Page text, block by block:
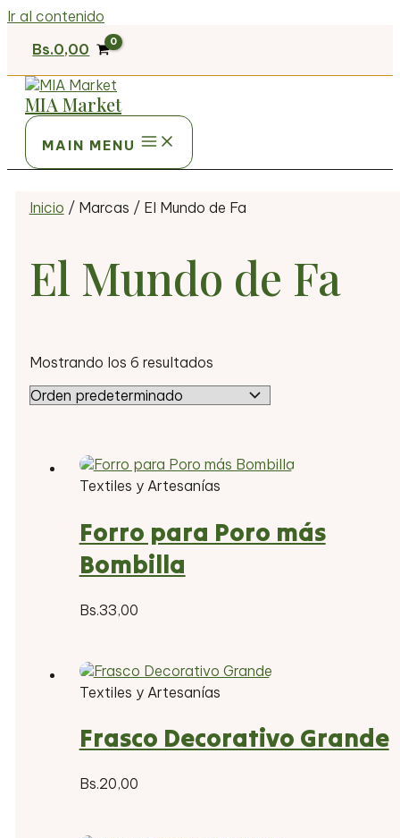
Ir al contenido
Bs.0,00
MIA Market
MAIN MENU
Inicio / Marcas / El Mundo de Fa
El Mundo de Fa
Mostrando los 6 resultados
Textiles y Artesanías
Forro para Poro más
Bombilla
Bs.33,00
Textiles y Artesanías
Frasco Decorativo Grande
Bs.20,00